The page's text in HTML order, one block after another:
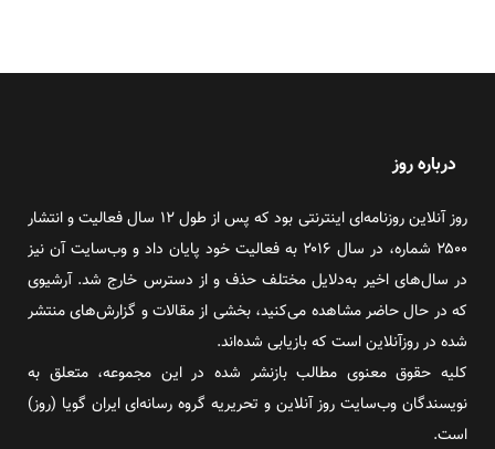
درباره روز
روز آنلاین روزنامه‌ای اینترنتی بود که پس از طول ۱۲ سال فعالیت و انتشار
۲۵۰۰ شماره، در سال ۲۰۱۶ به فعالیت خود پایان داد و وب‌سایت آن نیز
در سال‌های اخیر به‌دلایل مختلف حذف و از دسترس خارج شد. آرشیوی
که در حال حاضر مشاهده می‌کنید، بخشی از مقالات و گزارش‌های منتشر
شده در روزآنلاین است که بازیابی شده‌اند.
کلیه حقوق معنوی مطالب بازنشر شده در این مجموعه، متعلق به
نویسندگان وب‌سایت روز آنلاین و تحریریه گروه رسانه‌ای ایران گویا (روز)
است.